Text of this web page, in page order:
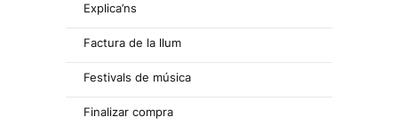
Explica’ns
Factura de la llum
Festivals de música
Finalizar compra